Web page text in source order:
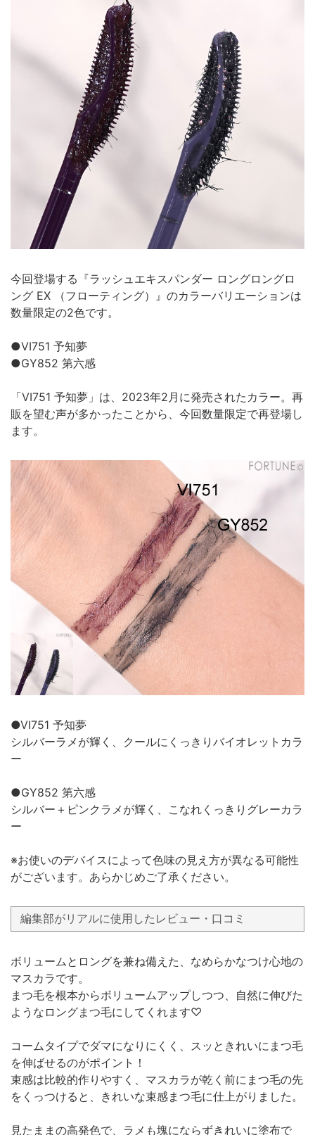
今回登場する『ラッシュエキスパンダー ロングロングロ
ング EX （フローティング）』のカラーバリエーションは
数量限定の2色です。
●VI751 予知夢
●GY852 第六感
「VI751 予知夢」は、2023年2月に発売されたカラー。再
販を望む声が多かったことから、今回数量限定で再登場し
ます。
●VI751 予知夢
シルバーラメが輝く、クールにくっきりバイオレットカラ
ー
●GY852 第六感
シルバー＋ピンクラメが輝く、こなれくっきりグレーカラ
ー
※お使いのデバイスによって色味の見え方が異なる可能性
がございます。あらかじめご了承ください。
編集部がリアルに使用したレビュー・口コミ
ボリュームとロングを兼ね備えた、なめらかなつけ心地の
マスカラです。
まつ毛を根本からボリュームアップしつつ、自然に伸びた
ようなロングまつ毛にしてくれます♡
コームタイプでダマになりにくく、スッときれいにまつ毛
を伸ばせるのがポイント！
束感は比較的作りやすく、マスカラが乾く前にまつ毛の先
をくっつけると、きれいな束感まつ毛に仕上がりました。
見たままの高発色で、ラメも塊にならずきれいに塗布で